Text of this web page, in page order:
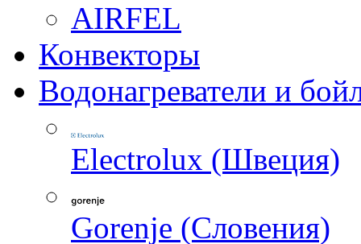
AIRFEL
Конвекторы
Водонагреватели и
Electrolux (Швеция)
Gorenje (Словения)